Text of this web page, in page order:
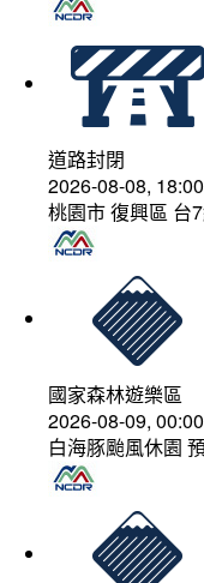
道路封閉
2026-08-08,
桃園市 復興區 台
國家森林遊樂區
2026-08-09,
白海豚颱風休園